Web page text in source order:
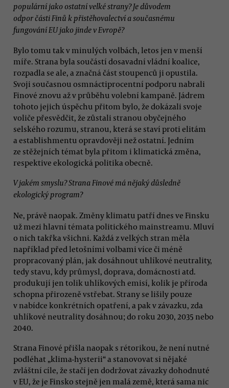
populární jako ostatní velké strany? Je důvodem
odpor části Finů k přistěhovalectví a současnému
fungování EU jako jinde v Evropě?
Bylo tomu tak v minulých volbách, letos jen v menší
míře. Strana byla součástí dosavadní vládní koalice,
rozpadla se ale, a značná část stoupenců ji opustila.
Svoji současnou osmnáctiprocentní podporu nabrali
Finové znovu až v průběhu volební kampaně. Jádrem
tohoto jejich úspěchu přitom bylo, že dokázali svoje
voliče přesvědčit, že zůstali stranou obyčejného
selského rozumu, stranou, která se staví proti elitám
a establishmentu opravdověji než ostatní. Jedním
ze stěžejních témat byla přitom i klimatická změna,
respektive ekologická politika obecně.
V jakém smyslu? Strana Finové má nějaký důsledně
ekologický program?
Ne, právě naopak. Změny klimatu patří dnes ve Finsku
už mezi hlavní témata politického mainstreamu. Mluví
o nich takřka všichni. Každá z velkých stran měla
například před letošními volbami více či méně
propracovaný plán, jak dosáhnout uhlíkové neutrality,
tedy stavu, kdy průmysl, doprava, domácnosti atd.
produkují jen tolik uhlíkových emisí, kolik je příroda
schopna přirozeně vstřebat. Strany se lišily pouze
v nabídce konkrétních opatření, a pak v závazku, zda
uhlíkové neutrality dosáhnou; do roku 2030, 2035 nebo
2040.
Strana Finové přišla naopak s rétorikou, že není nutné
podléhat „klima-hysterii“ a stanovovat si nějaké
zvláštní cíle, že stačí jen dodržovat závazky dohodnuté
v EU, že je Finsko stejně jen malá země, která sama nic